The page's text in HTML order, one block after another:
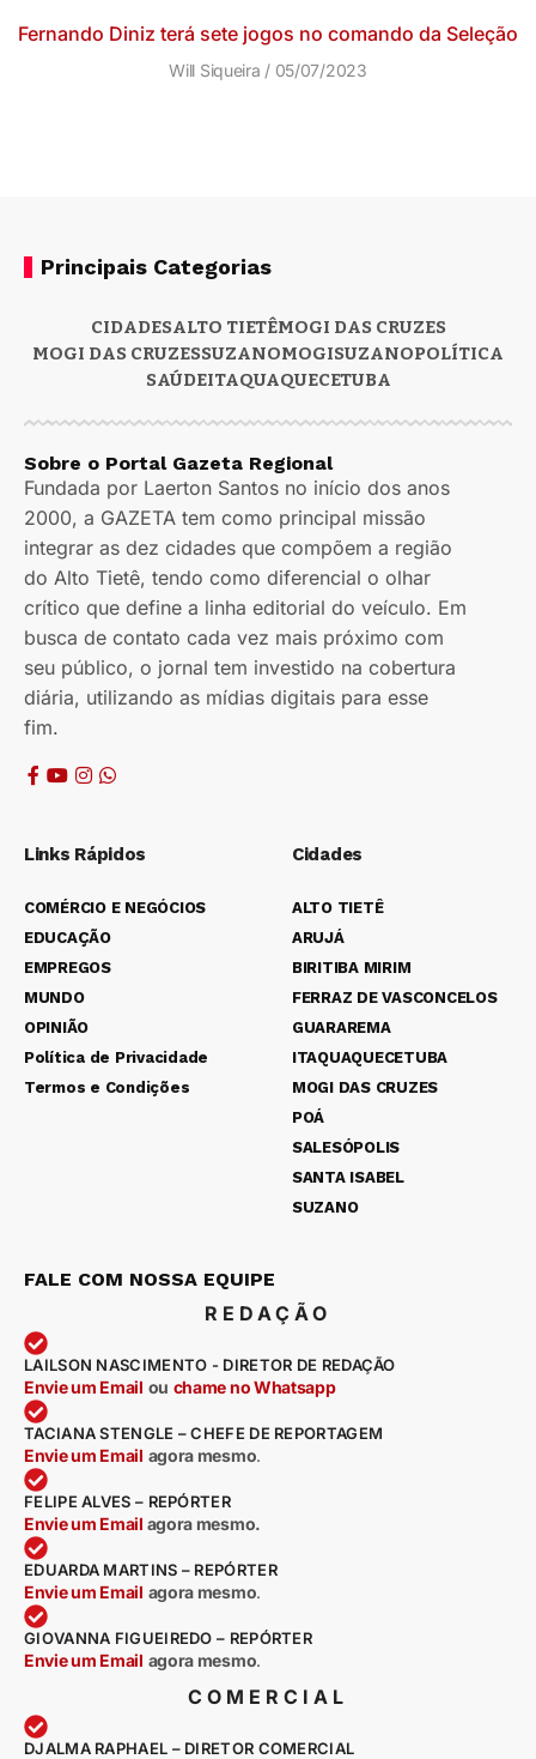
Fernando Diniz terá sete jogos no comando da Seleção
Will Siqueira 05/07/2023
Principais Categorias
CIDADESALTO TIETÊMOGI DAS CRUZES
MOGI DAS CRUZESSUZANOMOGISUZANOPOLÍTICA
SAÚDEITAQUAQUECETUBA
Sobre o Portal Gazeta Regional
Fundada por Laerton Santos no início dos anos
2000, a GAZETA tem como principal missão
integrar as dez cidades que compõem a região
do Alto Tietê, tendo como diferencial o olhar
crítico que define a linha editorial do veículo. Em
busca de contato cada vez mais próximo com
seu público, o jornal tem investido na cobertura
diária, utilizando as mídias digitais para esse
fim.
Links Rápidos
COMÉRCIO E NEGÓCIOS
EDUCAÇÃO
EMPREGOS
MUNDO
OPINIÃO
Política de Privacidade
Termos e Condições
Cidades
ALTO TIETÊ
ARUJÁ
BIRITIBA MIRIM
FERRAZ DE VASCONCELOS
GUARAREMA
ITAQUAQUECETUBA
MOGI DAS CRUZES
POÁ
SALESÓPOLIS
SANTA ISABEL
SUZANO
FALE COM NOSSA EQUIPE
REDAÇÃO
LAILSON NASCIMENTO - DIRETOR DE REDAÇÃO
Envie um Email ou chame no Whatsapp
TACIANA STENGLE – CHEFE DE REPORTAGEM
Envie um Email agora mesmo.
FELIPE ALVES – REPÓRTER
Envie um Email agora mesmo.
EDUARDA MARTINS – REPÓRTER
Envie um Email agora mesmo.
GIOVANNA FIGUEIREDO – REPÓRTER
Envie um Email agora mesmo.
COMERCIAL
DJALMA RAPHAEL – DIRETOR COMERCIAL